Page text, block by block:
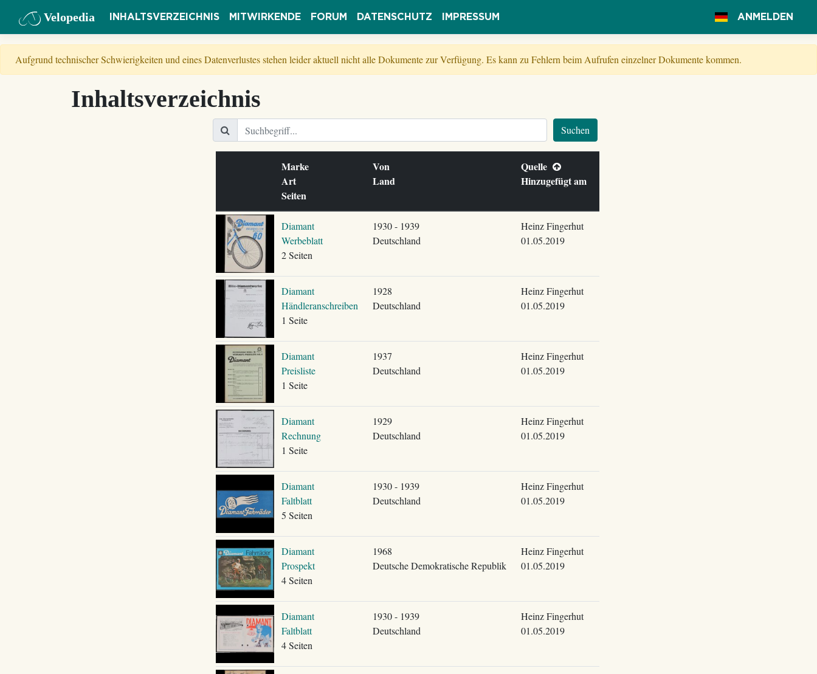
Velopedia INHALTSVERZEICHNIS MITWIRKENDE FORUM DATENSCHUTZ IMPRESSUM ANMELDEN
Aufgrund technischer Schwierigkeiten und eines Datenverlustes stehen leider aktuell nicht alle Dokumente zur Verfügung. Es kann zu Fehlern beim Aufrufen einzelner Dokumente kommen.
Inhaltsverzeichnis
Suchen
Marke
Art
Seiten
Von
Land
Quelle
Hinzugefügt am
Diamant
Werbeblatt
2 Seiten
1930 - 1939
Deutschland
Heinz Fingerhut
01.05.2019
Diamant
Händleranschreiben
1 Seite
1928
Deutschland
Heinz Fingerhut
01.05.2019
Diamant
Preisliste
1 Seite
1937
Deutschland
Heinz Fingerhut
01.05.2019
Diamant
Rechnung
1 Seite
1929
Deutschland
Heinz Fingerhut
01.05.2019
Diamant
Faltblatt
5 Seiten
1930 - 1939
Deutschland
Heinz Fingerhut
01.05.2019
Diamant
Prospekt
4 Seiten
1968
Deutsche Demokratische Republik
Heinz Fingerhut
01.05.2019
Diamant
Faltblatt
4 Seiten
1930 - 1939
Deutschland
Heinz Fingerhut
01.05.2019